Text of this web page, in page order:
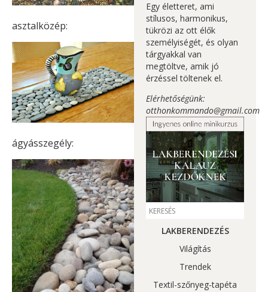
asztalközép:
ágyásszegély:
Egy életteret, ami
stílusos, harmonikus,
tükrözi az ott élők
személyiségét, és olyan
tárgyakkal van
megtöltve, amik jó
érzéssel töltenek el.
Elérhetőségünk:
otthonkommando@gmail.com
LAKBERENDEZÉS
Világítás
Trendek
Textil-szőnyeg-tapéta